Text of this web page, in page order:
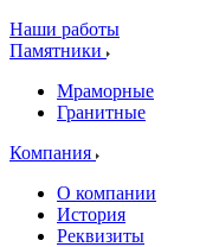
Наши работы
Памятники
Мраморные
Гранитные
Компания
О компании
История
Реквизиты